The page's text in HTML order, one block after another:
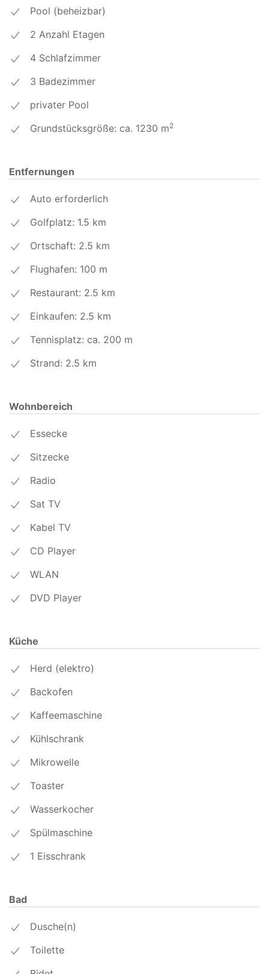
En suite zu Schlafzimmer 1 mit Bad / Dusche, WC,
En suite zu Schlafzimmer 2 mit Dusche, WC und
Waschbecken
Waschbecken für Schlafzimmer 3und 4.
Pool (beheizbar)
2 Anzahl Etagen
4 Schlafzimmer
3 Badezimmer
privater Pool
Grundstücksgröße: ca. 1230 m2
Entfernungen
Auto erforderlich
Golfplatz: 1.5 km
Ortschaft: 2.5 km
Flughafen: 100 m
Restaurant: 2.5 km
Einkaufen: 2.5 km
Tennisplatz: ca. 200 m
Strand: 2.5 km
Wohnbereich
Essecke
Sitzecke
Radio
Sat TV
Kabel TV
CD Player
WLAN
DVD Player
Küche
Herd (elektro)
Backofen
Kaffeemaschine
Kühlschrank
Mikrowelle
Toaster
Wasserkocher
Spülmaschine
1 Eisschrank
Bad
Dusche(n)
Toilette